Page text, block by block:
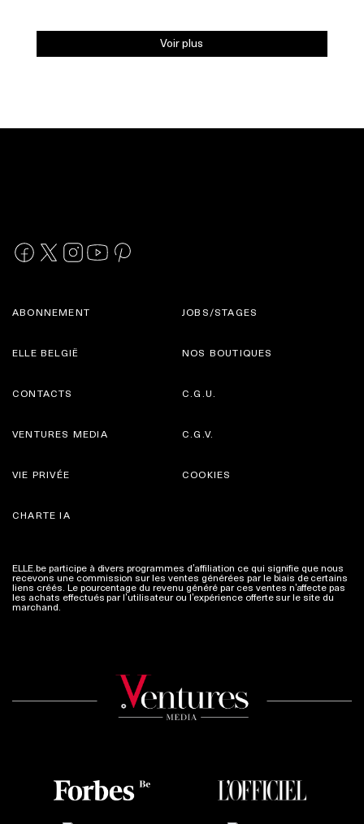
Voir plus
ABONNEMENT
ELLE BELGIË
JOBS/STAGES
NOS BOUTIQUES
CONTACTS
VENTURES MEDIA
C.G.U.
C.G.V.
VIE PRIVÉE
CHARTE IA
COOKIES
ELLE.be participe à divers programmes d’affiliation ce qui signifie que nous
recevons une commission sur les ventes générées par le biais de certains
liens créés. Le pourcentage du revenu généré par ces ventes n’affecte pas
les achats effectués par l’utilisateur ou l’expérience offerte sur le site du
marchand. Plus d'infos